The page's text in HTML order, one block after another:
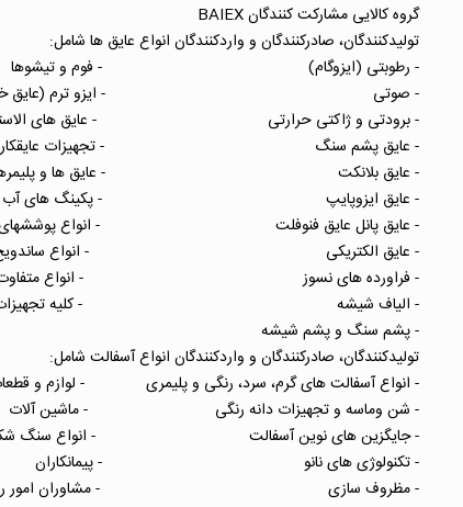
گروه کالایی مشارکت کنندگان BAIEX
تولیدکنندگان، صادرکنندگان و واردکنندگان انواع عایق ها شامل:
- رطوبتی (ایزوگام) - فوم و
- صوتی - ایزو ترم (عایق
- برودتی و ژاکتی حرارتی - عایق های
- عایق پشم سنگ - تجهیزات عایقکاری لوله
- عایق بلانکت - عایق ها و پلیمرهای
- عایق ایزوپایپ - پکینگ های آب
- عایق پانل عایق فنوفلت - انواع
- عایق الکتریکی - انواع ساندویج
- فراورده های نسوز - انواع متفاوت عایق
- الیاف شیشه - کلیه تجهیزات و
- پشم سنگ و پشم شیشه
تولیدکنندگان، صادرکنندگان و واردکنندگان انواع آسفالت شامل:
- انواع آسفالت های گرم، سرد، رنگی و پلیمری - لوازم
- شن وماسه و تجهیزات دانه رنگی - ماشین
- جایگزین های نوین آسفالت - انواع
- تکنولوژی های نانو -
- مظروف سازی - مشاوران امور راهسازی